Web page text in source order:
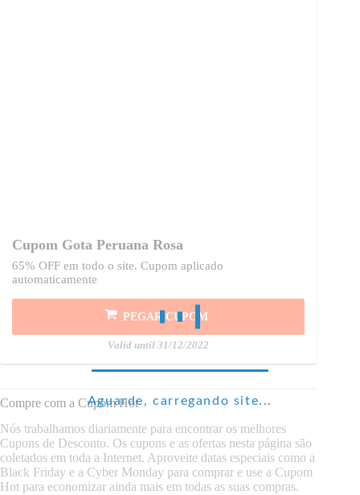
Aguarde, carregando site...
Cupom Gota Peruana Rosa
65% OFF em todo o site. Cupom aplicado
automaticamente
PEGAR CUPOM
Valid until 31/12/2022
Compre com a Cupom Hot
Nós trabalhamos diariamente para encontrar os melhores
Cupons de Desconto. Os cupons e as ofertas nesta página são
coletados em toda a Internet. Aproveite datas especiais como a
Black Friday e a Cyber Monday para comprar e use a Cupom
Hot para economizar ainda mais em todas as suas compras.